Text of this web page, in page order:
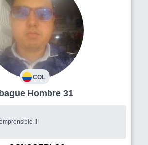
COL
Ibague Hombre 31
!!!